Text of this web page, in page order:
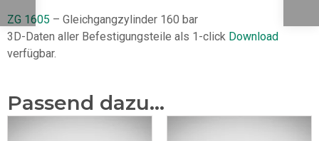
ZG 1605 – Gleichgangzylinder 160 bar
3D-Daten aller Befestigungsteile als 1-click Download
verfügbar.
Passend dazu...